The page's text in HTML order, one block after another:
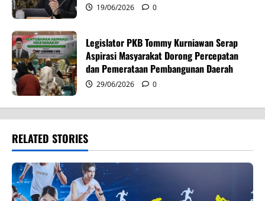
19/06/2026 0
Legislator PKB Tommy Kurniawan Serap
Aspirasi Masyarakat Dorong Percepatan
dan Pemerataan Pembangunan Daerah
29/06/2026 0
RELATED STORIES